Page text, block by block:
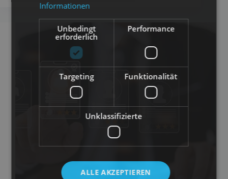
Informationen
Unbedingt
erforderlich
Performance
Targeting Funktionalität
Unklassifizierte
ALLE AKZEPTIEREN